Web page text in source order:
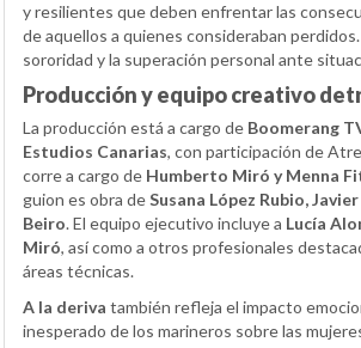
y resilientes que deben enfrentar las
de aquellos a quienes consideraban
sororidad y la superación personal ante
Producción y equipo creativo
La producción está a cargo de Boomerang
Estudios Canarias, con participación de
corre a cargo de Humberto Miró y Menna
guion es obra deSusana López Rubio,
Beiro. El equipo ejecutivo incluye a Lucía
Miró, así como a otros profesionales
áreas técnicas.
A la deriva también refleja el impacto
inesperado de los marineros sobre las